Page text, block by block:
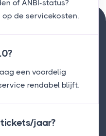
of ANBI-status?
de servicekosten.
een voordelig
rendabel blijft.
jaar?